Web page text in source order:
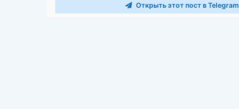
Открыть этот пост в Telegram